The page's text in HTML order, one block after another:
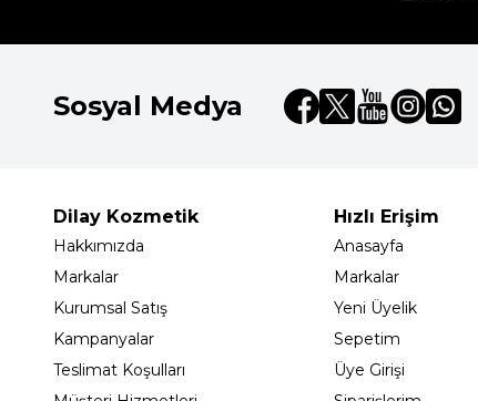
Sosyal Medya
Dilay Kozmetik
Hakkımızda
Markalar
Kurumsal Satış
Kampanyalar
Teslimat Koşulları
Hızlı Erişim
Anasayfa
Markalar
Yeni Üyelik
Sepetim
Üye Girişi